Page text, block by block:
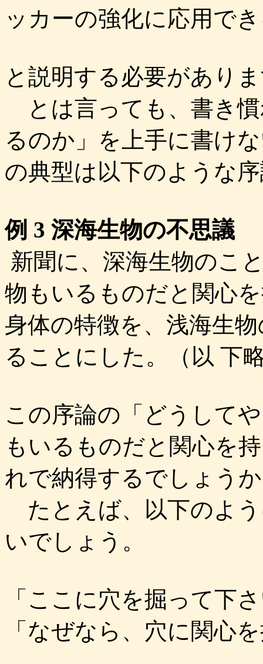
ッカーの強化に応用で
と説明する必要があり
とは言っても、書き
るのか」を上手に書け
の典型は以下のような
例 3 深海生物の不思議
新聞に、深海生物のこ
物もいるものだと関心
身体の特徴を、浅海生
ることにした。（以 下
この序論の「どうして
もいるものだと関心を
れで納得するでしょう
たとえば、以下のよ
いでしょう。
「ここに穴を掘って下
「なぜなら、穴に関心